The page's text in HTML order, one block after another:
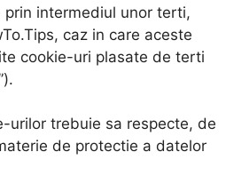
intermediul unor terti,
caz in care aceste
cookie-uri plasate de terti
urilor trebuie sa respecte, de
de protectie a datelor